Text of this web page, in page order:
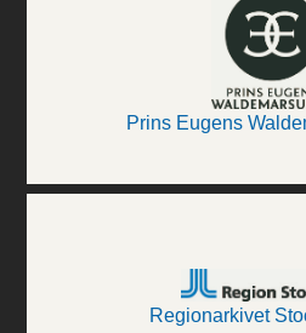
Prins Eugens
Regionarkivet